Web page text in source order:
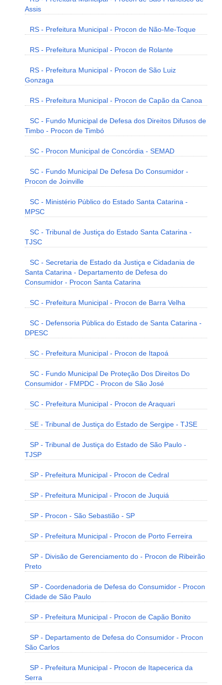
Assis
RS - Prefeitura Municipal - Procon de Não-Me-Toque
RS - Prefeitura Municipal - Procon de Rolante
RS - Prefeitura Municipal - Procon de São Luiz
Gonzaga
RS - Prefeitura Municipal - Procon de Capão da Canoa
SC - Fundo Municipal de Defesa dos Direitos Difusos de
Timbo - Procon de Timbó
SC - Procon Municipal de Concórdia - SEMAD
SC - Fundo Municipal De Defesa Do Consumidor -
Procon de Joinville
SC - Ministério Público do Estado Santa Catarina -
MPSC
SC - Tribunal de Justiça do Estado Santa Catarina -
TJSC
SC - Secretaria de Estado da Justiça e Cidadania de
Santa Catarina - Departamento de Defesa do
Consumidor - Procon Santa Catarina
SC - Prefeitura Municipal - Procon de Barra Velha
SC - Defensoria Pública do Estado de Santa Catarina -
DPESC
SC - Prefeitura Municipal - Procon de Itapoá
SC - Fundo Municipal De Proteção Dos Direitos Do
Consumidor - FMPDC - Procon de São José
SC - Prefeitura Municipal - Procon de Araquari
SE - Tribunal de Justiça do Estado de Sergipe - TJSE
SP - Tribunal de Justiça do Estado de São Paulo -
TJSP
SP - Prefeitura Municipal - Procon de Cedral
SP - Prefeitura Municipal - Procon de Juquiá
SP - Procon - São Sebastião - SP
SP - Prefeitura Municipal - Procon de Porto Ferreira
SP - Divisão de Gerenciamento do - Procon de Ribeirão
Preto
SP - Coordenadoria de Defesa do Consumidor - Procon
Cidade de São Paulo
SP - Prefeitura Municipal - Procon de Capão Bonito
SP - Departamento de Defesa do Consumidor - Procon
São Carlos
SP - Prefeitura Municipal - Procon de Itapecerica da
Serra